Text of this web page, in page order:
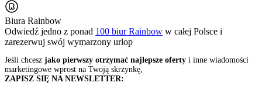
Biura Rainbow
Odwiedź jedno z ponad 100 biur Rainbow w całej Polsce i
zarezerwuj swój wymarzony urlop
Jeśli chcesz jako pierwszy otrzymać najlepsze oferty i inne wiadomości
marketingowe wprost na Twoją skrzynkę,
ZAPISZ SIĘ NA NEWSLETTER: